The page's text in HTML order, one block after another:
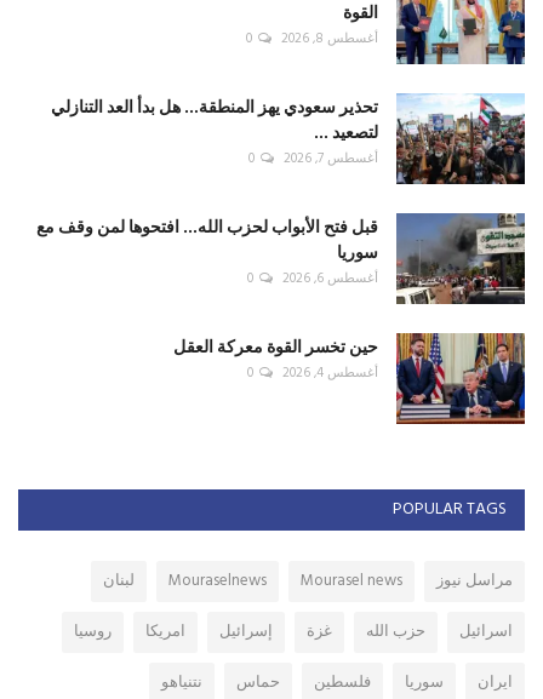
القوة
أغسطس 8, 2026 0
تحذير سعودي يهز المنطقة... هل بدأ العد التنازلي
لتصعيد ...
أغسطس 7, 2026 0
قبل فتح الأبواب لحزب الله... افتحوها لمن وقف مع
سوريا
أغسطس 6, 2026 0
حين تخسر القوة معركة العقل
أغسطس 4, 2026 0
POPULAR TAGS
مراسل نيوز Mourasel news
Mouraselnews
لبنان
اسرائيل
حزب الله غزة إسرائيل امريكا
روسيا
ايران
سوريا فلسطين حماس نتنياهو